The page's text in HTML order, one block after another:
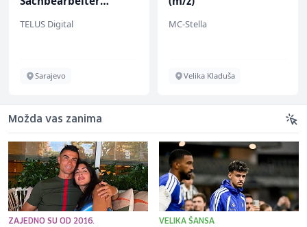
bekannten deutschen
TELUS Digital
Sarajevo
MC-Stella
Velika Kladuša
Možda vas zanima
ZAJEDNO SU OD 2016. VELIKA ŠANSA